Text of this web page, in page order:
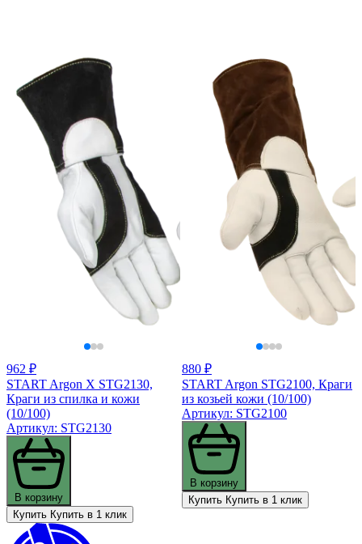
962 ₽
START Argon X STG2130,
Краги из спилка и кожи
(10/100)
Артикул: STG2130
В корзину
Купить Купить в 1 клик
880 ₽
START Argon STG2100, Краги
из козьей кожи (10/100)
Артикул: STG2100
В корзину
Купить Купить в 1 клик